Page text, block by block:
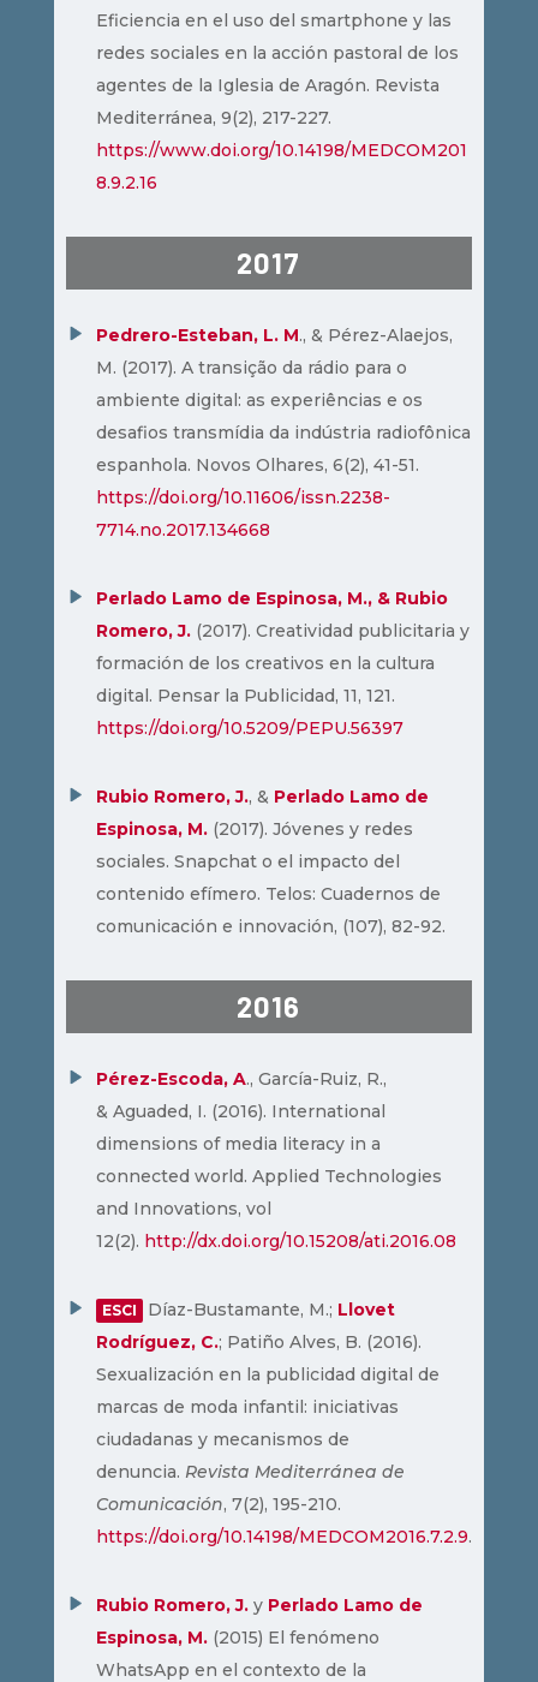
Eficiencia en el uso del smartphone y las
redes sociales en la acción pastoral de los
agentes de la Iglesia de Aragón. Revista
Mediterránea, 9(2), 217-227.
https://www.doi.org/10.14198/MEDCOM201
8.9.2.16
2017
Pedrero-Esteban, L. M., & Pérez-Alaejos,
M. (2017). A transição da rádio para o
ambiente digital: as experiências e os
desafios transmídia da indústria radiofônica
espanhola. Novos Olhares, 6(2), 41-51.
https://doi.org/10.11606/issn.2238-
7714.no.2017.134668
Perlado Lamo de Espinosa, M., & Rubio
Romero, J. (2017). Creatividad publicitaria y
formación de los creativos en la cultura
digital. Pensar la Publicidad, 11, 121.
https://doi.org/10.5209/PEPU.56397
Rubio Romero, J., & Perlado Lamo de
Espinosa, M.(2017). Jóvenes y redes
sociales. Snapchat o el impacto del
contenido efímero. Telos: Cuadernos de
comunicación e innovación, (107), 82-92.
2016
Pérez-Escoda, A., García-Ruiz, R.,
& Aguaded, I. (2016). International
dimensions of media literacy in a
connected world. Applied Technologies
and Innovations, vol
12(2). http://dx.doi.org/10.15208/ati.2016.08
ESCI Díaz-Bustamante, M.; Llovet
Rodríguez, C.; Patiño Alves, B. (2016).
Sexualización en la publicidad digital de
marcas de moda infantil: iniciativas
ciudadanas y mecanismos de
denuncia. Revista Mediterránea de
Comunicación, 7(2), 195-210.
https://doi.org/10.14198/MEDCOM2016.7.2.9.
Rubio Romero, J. y Perlado Lamo de
Espinosa, M. (2015) El fenómeno
WhatsApp en el contexto de la